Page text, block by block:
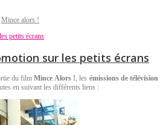
Mince alors !
sur les petits écrans
du filmMince Alors !, les émissions de télévision
en suivant les différents liens :